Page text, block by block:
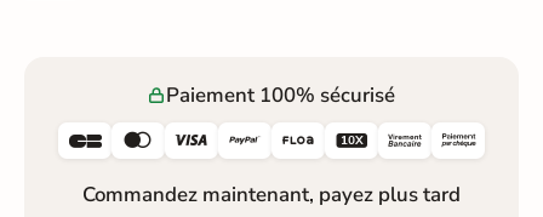
Paiement 100% sécurisé
     
Commandez maintenant, payez plus tard